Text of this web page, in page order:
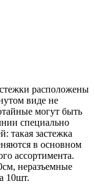
расположены
виде не
могут быть
специально
такая застежка
в основном
ассортимента.
неразъемные
10шт.